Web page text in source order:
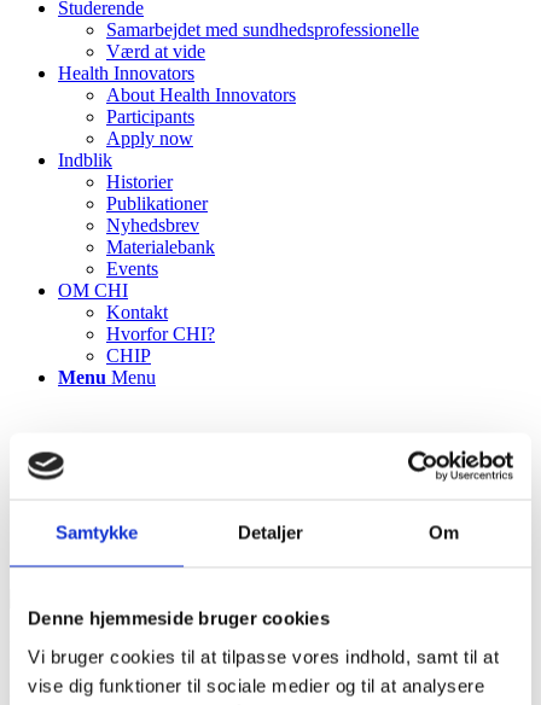
Samtykke Detaljer Om
Denne hjemmeside bruger cookies
Vi bruger cookies til at tilpasse vores indhold, samt til at
vise dig funktioner til sociale medier og til at analysere
Studerende
Samarbejdet med sundhedsprofessionelle
Værd at vide
Health Innovators
About Health Innovators
Participants
Apply now
Indblik
Historier
Publikationer
Nyhedsbrev
Materialebank
Events
OM CHI
Kontakt
Hvorfor CHI?
CHIP
Menu Menu
Innovation og sygepleje